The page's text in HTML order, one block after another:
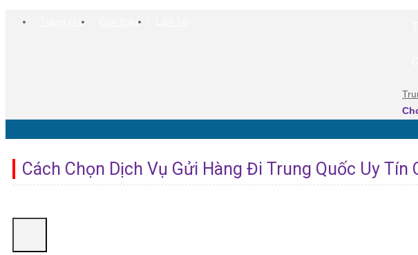
Trang chủ Giới thiệu
Cách Chọn Dịch Vụ Gửi Hàng Đi Trung Quốc Uy Tín